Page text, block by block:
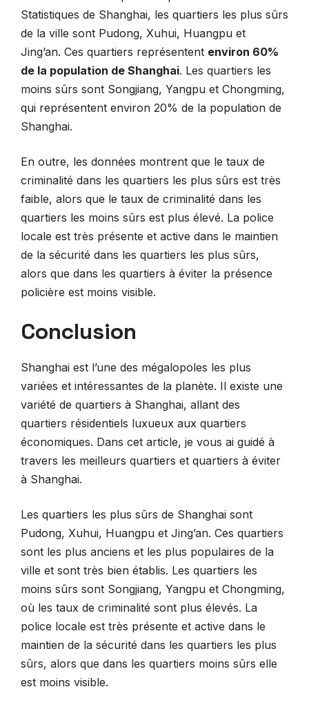
Statistiques de Shanghai, les quartiers les plus sûrs
de la ville sont Pudong, Xuhui, Huangpu et
Jing’an. Ces quartiers représentent environ 60%
de la population de Shanghai. Les quartiers les
moins sûrs sont Songjiang, Yangpu et Chongming,
qui représentent environ 20% de la population de
Shanghai.
En outre, les données montrent que le taux de
criminalité dans les quartiers les plus sûrs est très
faible, alors que le taux de criminalité dans les
quartiers les moins sûrs est plus élevé. La police
locale est très présente et active dans le maintien
de la sécurité dans les quartiers les plus sûrs,
alors que dans les quartiers à éviter la présence
policière est moins visible.
Conclusion
Shanghai est l’une des mégalopoles les plus
variées et intéressantes de la planète. Il existe une
variété de quartiers à Shanghai, allant des
quartiers résidentiels luxueux aux quartiers
économiques. Dans cet article, je vous ai guidé à
travers les meilleurs quartiers et quartiers à éviter
à Shanghai.
Les quartiers les plus sûrs de Shanghai sont
Pudong, Xuhui, Huangpu et Jing’an. Ces quartiers
sont les plus anciens et les plus populaires de la
ville et sont très bien établis. Les quartiers les
moins sûrs sont Songjiang, Yangpu et Chongming,
où les taux de criminalité sont plus élevés. La
police locale est très présente et active dans le
maintien de la sécurité dans les quartiers les plus
sûrs, alors que dans les quartiers moins sûrs elle
est moins visible.